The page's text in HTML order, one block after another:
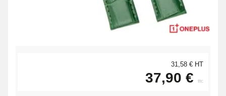
31,58 € HT
37,90 € ttc